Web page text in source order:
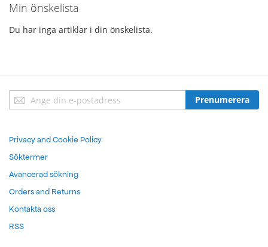
Min önskelista
Du har inga artiklar i din önskelista.
Sign
Up
Newsletter:
Prenumerera
Privacy and Cookie Policy
Söktermer
Avancerad sökning
Orders and Returns
Kontakta oss
RSS